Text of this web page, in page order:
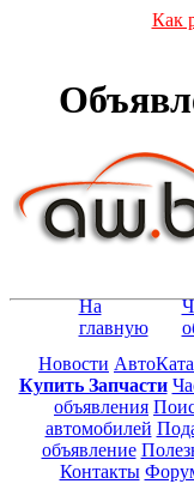
Как
На
главную
Новости
Купить Запчасти
объявления
автомобилей
объявление
Контакты